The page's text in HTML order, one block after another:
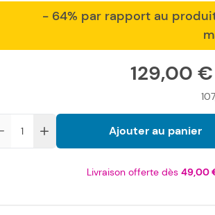
- 64% par rapport au
129,00 €
Ajouter au panier
Livraison offerte dès 49,00